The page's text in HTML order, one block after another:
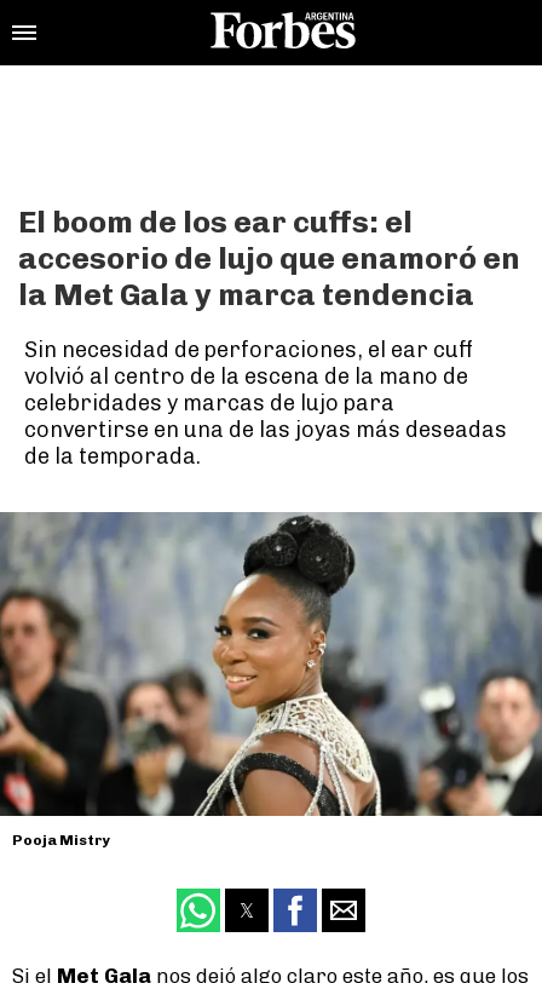
El boom de los ear cuffs: el
accesorio de lujo que enamoró en
la Met Gala y marca tendencia
Sin necesidad de perforaciones, el ear cuff
volvió al centro de la escena de la mano de
celebridades y marcas de lujo para
convertirse en una de las joyas más deseadas
de la temporada.
Pooja Mistry
Si el Met Gala nos dejó algo claro este año, es que los